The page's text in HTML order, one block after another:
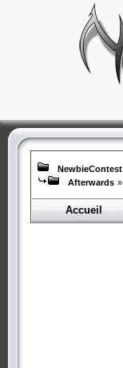
NewbieContest
Afterwards »
Accueil